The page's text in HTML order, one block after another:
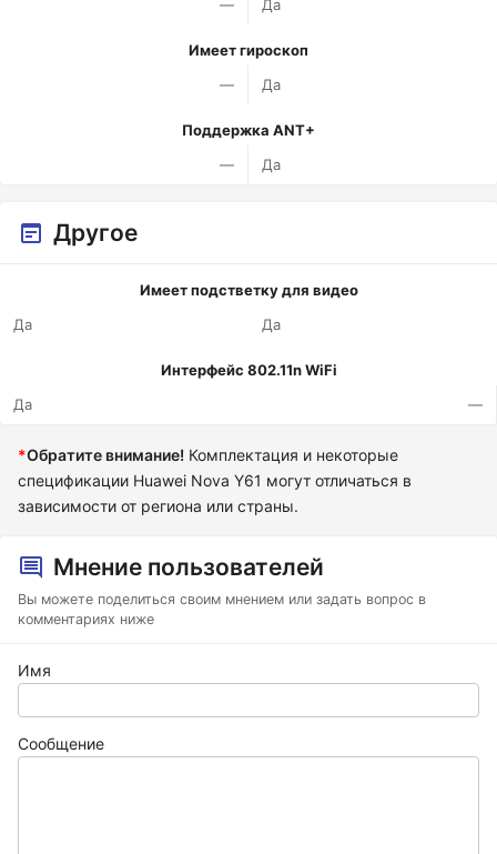
—
Да
Имеет гироскоп
—
Да
Поддержка ANT+
—
Да
Другое
Имеет подстветку для видео
Да
Да
Интерфейс 802.11n WiFi
Да
—
*Обратите внимание! Комплектация и некоторые
спецификации Huawei Nova Y61 могут отличаться в
зависимости от региона или страны.
Мнение пользователей
Вы можете поделиться своим мнением или задать вопрос в
комментариях ниже
Имя
Сообщение